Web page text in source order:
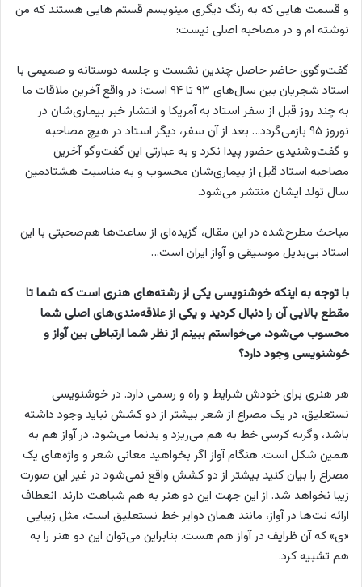
و قسمت هایی که به رنگ دیگری مینویسم قستم هایی هستند که من
نوشته ام و در مصاحبه اصلی نیست:
گفت‌وگوی حاضر حاصل چندین نشست و جلسه دوستانه و صمیمی با
استاد شجریان بین سال‌های ۹۳ تا ۹۴ است؛ در واقع آخرین ملاقات ما
به چند روز قبل از سفر استاد به آمریکا و انتشار خبر بیماری‌شان در
نوروز ۹۵ بازمی‌گردد… بعد از آن سفر، دیگر استاد در هیچ مصاحبه
و گفت‌وشنیدی حضور پیدا نکرد و به عبارتی این گفت‌وگو آخرین
مصاحبه استاد قبل از بیماری‌شان محسوب و به مناسبت هشتادمین
سال تولد ایشان منتشر می‌شود.
مباحث مطرح‌شده در این مقال، گزیده‌ای از ساعت‌ها هم‌صحبتی با این
استاد بی‌بدیل موسیقی و آواز ایران است…
با توجه به اینکه خوشنویسی یکی از رشته‌های هنری است که شما تا
مقطع بالایی آن را دنبال کردید و یکی از علاقه‌مندی‌های اصلی شما
محسوب می‌شود، می‌خواستم ببینم از نظر شما ارتباطی بین آواز و
خوشنویسی وجود دارد؟
هر هنری برای خودش شرایط و راه و رسمی دارد. در خوشنویسی
نستعلیق، در یک مصراع از شعر بیشتر از دو کشش نباید وجود داشته
باشد، وگرنه کرسی خط به هم می‌ریزد و بدنما می‌شود. در آواز هم به
همین شکل است. هنگام آواز اگر بخواهید معانی شعر و واژه‌های یک
مصراع را بیان کنید بیشتر از دو کشش واقع نمی‌شود در غیر این صورت
زیبا نخواهد شد. از این جهت این دو هنر به هم شباهت دارند. انعطاف
ارائه نت‌ها در آواز، مانند همان دوایر خط نستعلیق است، مثل زیبایی
«ی» که آن ظرایف در آواز هم هست. بنابراین می‌توان این دو هنر را به
هم تشبیه کرد.